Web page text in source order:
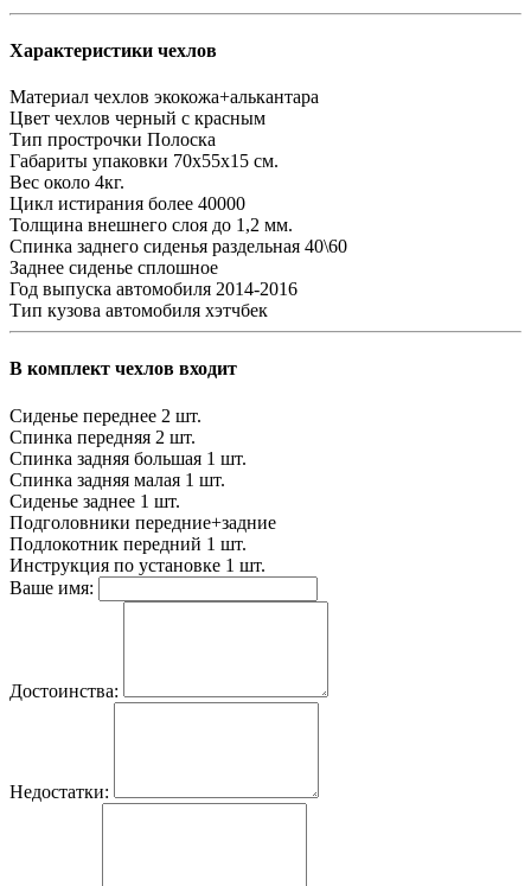
Характеристики чехлов
Материал чехлов экокожа+алькантара
Цвет чехлов черный с красным
Тип прострочки Полоска
Габариты упаковки 70х55х15 см.
Вес около 4кг.
Цикл истирания более 40000
Толщина внешнего слоя до 1,2 мм.
Спинка заднего сиденья раздельная 40\60
Заднее сиденье сплошное
Год выпуска автомобиля 2014-2016
Тип кузова автомобиля хэтчбек
В комплект чехлов входит
Сиденье переднее 2 шт.
Спинка передняя 2 шт.
Спинка задняя большая 1 шт.
Спинка задняя малая 1 шт.
Сиденье заднее 1 шт.
Подголовники передние+задние
Подлокотник передний 1 шт.
Инструкция по установке 1 шт.
Ваше имя:
Достоинства:
Недостатки: